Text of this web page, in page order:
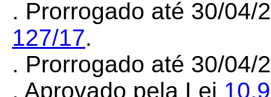
. Prorrogado até 30/04/
127/17.
. Prorrogado até 30/
. Aprovado pela Lei